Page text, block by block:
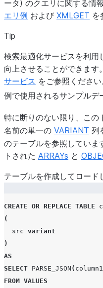
ータ) のクエリに関する情
エリ例 および XMLGET を
Tip
検索最適化サービスを利用
向上させることができます
サービス をご参照ください
例で使用されるサンプルデ
特に断りのない限り、この
名前の単一の VARIANT 列
のテーブルを参照してい
トされた ARRAYs と
テーブルを作成してロード
CREATE OR REPLACE TABLE
(
src variant
)
AS
SELECT PARSE_JSON ( column1
FROM VALUES